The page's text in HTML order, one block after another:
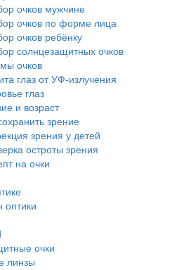
очков мужчине
очков по форме лица
очков ребёнку
солнцезащитных очков
очков
глаз от УФ-излучения
глаз
и возраст
зрение
зрения у детей
остроты зрения
на очки
очки
линзы